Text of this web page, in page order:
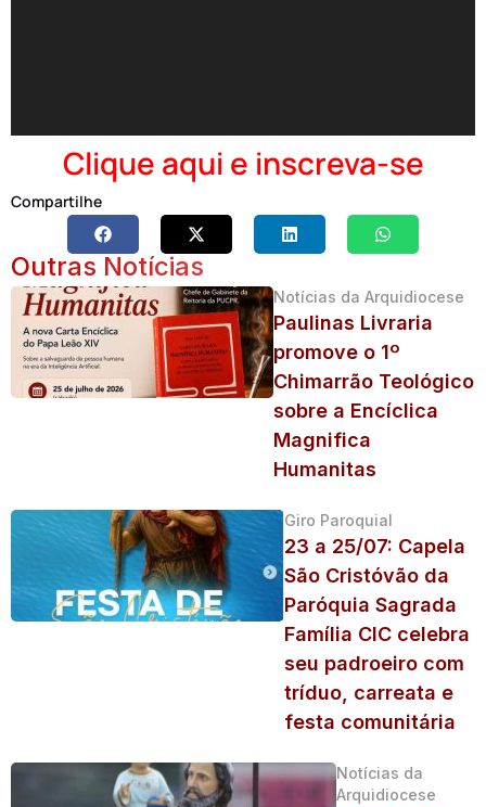
Clique aqui e inscreva-se
Compartilhe
Outras Notícias
Notícias da Arquidiocese
Paulinas Livraria
promove o 1º
Chimarrão Teológico
sobre a Encíclica
Magnifica
Humanitas
Giro Paroquial
23 a 25/07: Capela
São Cristóvão da
Paróquia Sagrada
Família CIC celebra
seu padroeiro com
tríduo, carreata e
festa comunitária
Notícias da
Arquidiocese